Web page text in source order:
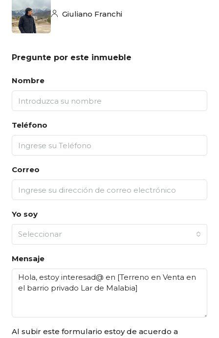
Giuliano Franchi
Pregunte por este inmueble
Nombre
Teléfono
Correo
Yo soy
Seleccionar
Mensaje
Al subir este formulario estoy de acuerdo a